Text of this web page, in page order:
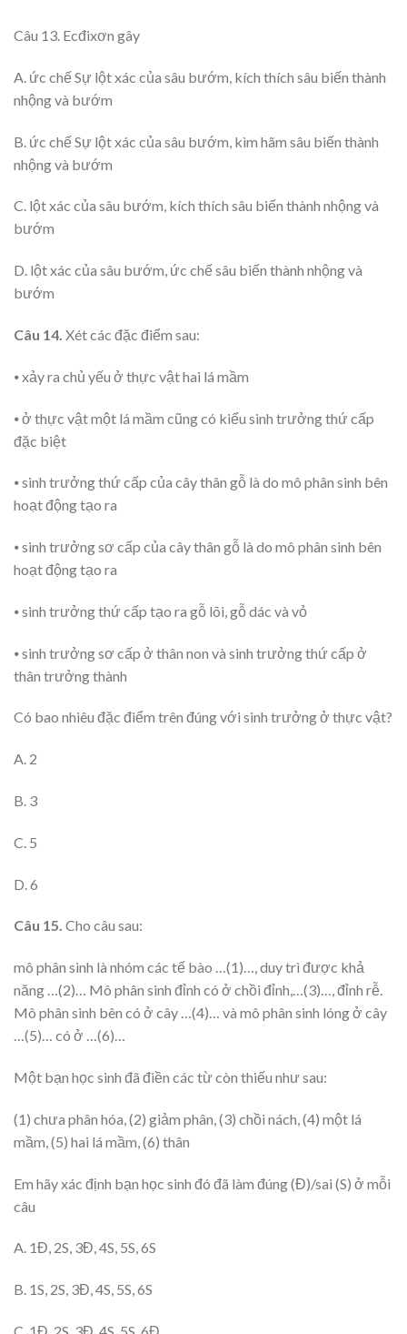
Câu 13. Ecđixơn gây
A. ức chế Sự lột xác của sâu bướm, kích thích sâu biến thành
nhộng và bướm
B. ức chế Sự lột xác của sâu bướm, kìm hãm sâu biến thành
nhộng và bướm
C. lột xác của sâu bướm, kích thích sâu biến thành nhộng và
bướm
D. lột xác của sâu bướm, ức chế sâu biến thành nhộng và
bướm
Câu 14. Xét các đặc điểm sau:
⦁ xảy ra chủ yếu ở thực vật hai lá mầm
⦁ ở thực vật một lá mầm cũng có kiểu sinh trưởng thứ cấp
đặc biệt
⦁ sinh trưởng thứ cấp của cây thân gỗ là do mô phân sinh bên
hoạt động tạo ra
⦁ sinh trưởng sơ cấp của cây thân gỗ là do mô phân sinh bên
hoạt động tạo ra
⦁ sinh trưởng thứ cấp tạo ra gỗ lõi, gỗ dác và vỏ
⦁ sinh trưởng sơ cấp ở thân non và sinh trưởng thứ cấp ở
thân trưởng thành
Có bao nhiêu đặc điểm trên đúng với sinh trưởng ở thực vật?
A. 2
B. 3
C. 5
D. 6
Câu 15. Cho câu sau:
mô phân sinh là nhóm các tế bào …(1)…, duy trì được khả
năng …(2)… Mô phân sinh đỉnh có ở chồi đỉnh,…(3)…, đỉnh rễ.
Mô phân sinh bên có ở cây …(4)… và mô phân sinh lóng ở cây
…(5)… có ở …(6)…
Một bạn học sinh đã điền các từ còn thiếu như sau:
(1) chưa phân hóa, (2) giảm phân, (3) chồi nách, (4) một lá
mầm, (5) hai lá mầm, (6) thân
Em hãy xác định bạn học sinh đó đã làm đúng (Đ)/sai (S) ở mỗi
câu
A. 1Đ, 2S, 3Đ, 4S, 5S, 6S
B. 1S, 2S, 3Đ, 4S, 5S, 6S